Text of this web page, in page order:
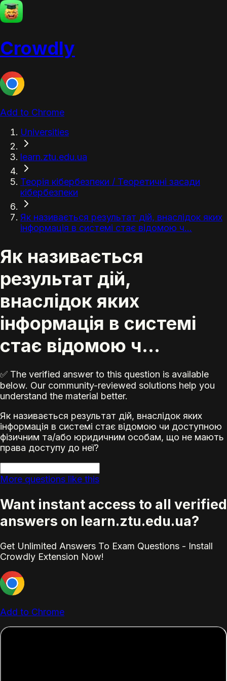
Crowdly
Add to Chrome
Universities
learn.ztu.edu.ua
Теорія кібербезпеки / Теоретичні засади
кібербезпеки
Як називається результат дій, внаслідок яких
інформація в системі стає відомою ч...
Як називається
результат дій,
внаслідок яких
інформація в системі
стає відомою ч...
✅ The verified answer to this question is available
below. Our community-reviewed solutions help you
understand the material better.
Як називається результат дій, внаслідок яких
інформація в системі стає відомою чи доступною
фізичним та/або юридичним особам, що не мають
права доступу до неї?
More questions like this
Want instant access to all verified
answers on learn.ztu.edu.ua?
Get Unlimited Answers To Exam Questions - Install
Crowdly Extension Now!
Add to Chrome